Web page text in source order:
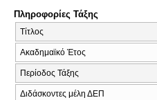
Πληροφορίες Τάξης
Τίτλος
Ακαδημαϊκό Έτος
Περίοδος Τάξης
Διδάσκοντες μέλη ΔΕΠ